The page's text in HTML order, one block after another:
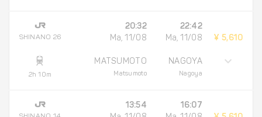
SHINANO 26
2h 10m
20:32
Ma, 11/08
MATSUMOTO
Matsumoto
22:42
Ma, 11/08
NAGOYA
Nagoya
¥ 5,610
13:54
16:07